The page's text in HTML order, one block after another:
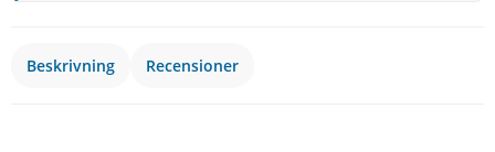
Beskrivning Recensioner